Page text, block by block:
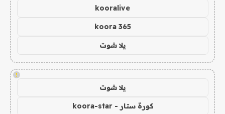
kooralive
koora 365
يلا شوت
!
يلا شوت
كورة ستار - koora-star